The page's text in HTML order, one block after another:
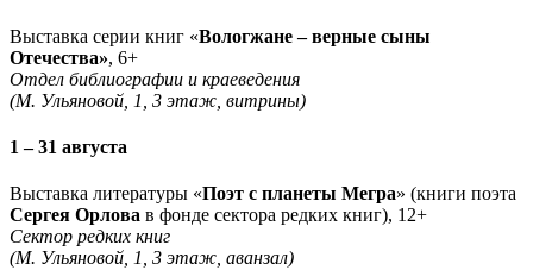
Выставка серии книг «Вологжане – верные сыны
Отечества», 6+
Отдел библиографии и краеведения
(М. Ульяновой, 1, 3 этаж, витрины)
1 – 31 августа
Выставка литературы «Поэт с планеты Мегра» (книги поэта
Сергея Орлова в фонде сектора редких книг), 12+
Сектор редких книг
(М. Ульяновой, 1, 3 этаж, аванзал)